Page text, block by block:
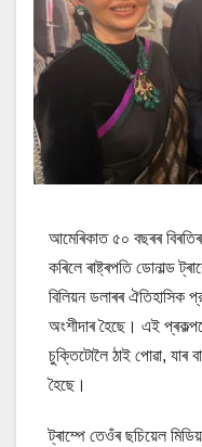
আমেৰিকাত ৫০ বছৰৰ
কৰিলে ৰাষ্ট্ৰপতি ডোনাল্ড
বিলিয়ন ডলাৰৰ ঐতিহাসিক
অংশীদাৰ হৈছে। এই
চুক্তিটোলৈ ঠাই পোৱা, যাৰ
হৈছে।
ট্ৰাম্পে তেওঁৰ ছচিয়েল